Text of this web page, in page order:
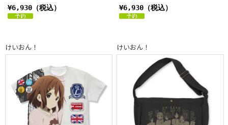
¥6,930（税込） ¥6,930（税込）
けいおん！ けいおん！